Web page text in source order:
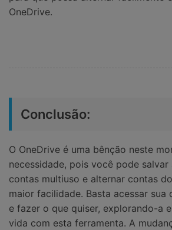
OneDrive.
Conclusão:
O OneDrive é uma bênção neste
necessidade, pois você pode
contas multiuso e alternar contas
maior facilidade. Basta acessar sua
e fazer o que quiser, explorando-a
vida com esta ferramenta. A